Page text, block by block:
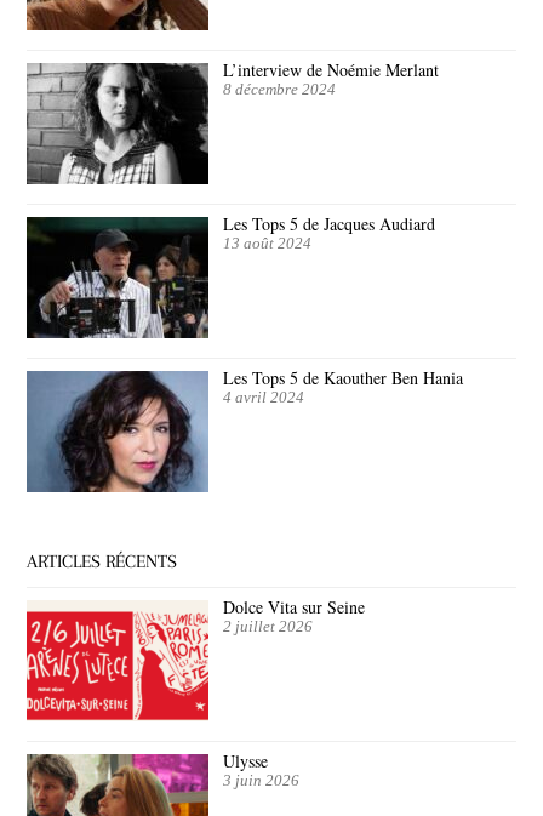
L’interview de Noémie Merlant
8 décembre 2024
Les Tops 5 de Jacques Audiard
13 août 2024
Les Tops 5 de Kaouther Ben Hania
4 avril 2024
ARTICLES RÉCENTS
Dolce Vita sur Seine
2 juillet 2026
Ulysse
3 juin 2026